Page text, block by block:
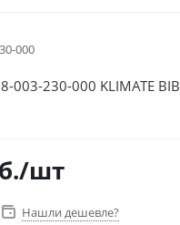
000
003-230-000 KLIMATE BIB
/шт
Нашли дешевле?